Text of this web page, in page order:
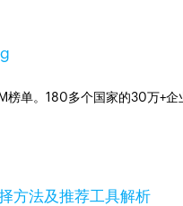
单。180多个国家的30万+
方法及推荐工具解析